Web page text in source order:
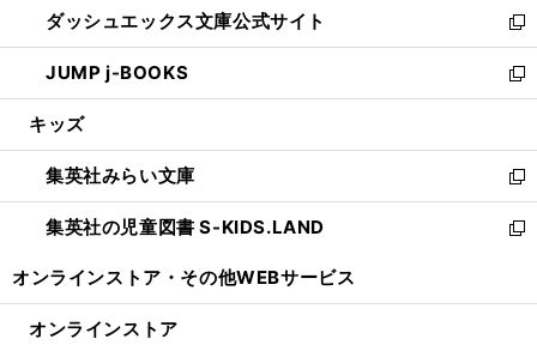
く
ド
ウ
で
開
ィ
ン
ド
ウ
開
く
い
ウ
ィ
ン
ウ
で
開
く
ダッシュエックス文庫公式サイト
新
し
い
ウ
ン
ド
ウ
で
JUMP j-BOOKS
新
し
ウ
ィ
ン
ド
開
キッズ
集英社みらい文庫
新
し
い
ン
集英社の児童図書 S-KIDS.LAND
新
ウ
オンラインストア・ その他WEBサービス
オンラインストア